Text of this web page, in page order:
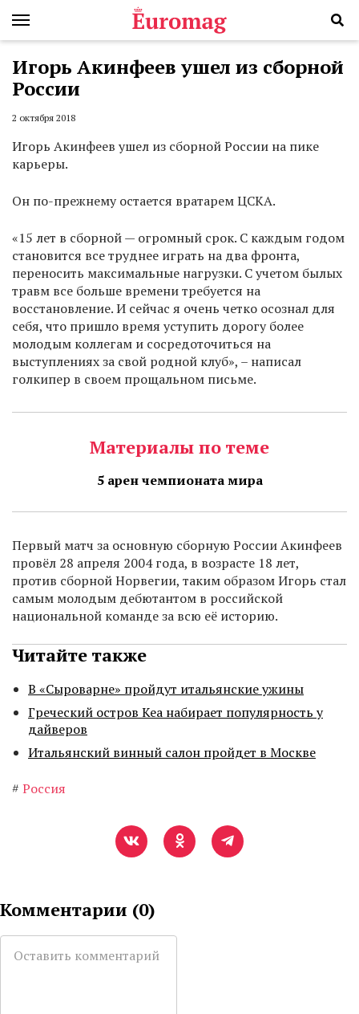
Игорь Акинфеев ушел из сборной
России
2 октября 2018
Игорь Акинфеев ушел из сборной России на пике
карьеры.
Он по-прежнему остается вратарем ЦСКА.
«15 лет в сборной — огромный срок. С каждым годом
становится все труднее играть на два фронта,
переносить максимальные нагрузки. С учетом былых
травм все больше времени требуется на
восстановление. И сейчас я очень четко осознал для
себя, что пришло время уступить дорогу более
молодым коллегам и сосредоточиться на
выступлениях за свой родной клуб», – написал
голкипер в своем прощальном письме.
Материалы по теме
5 арен чемпионата мира
Первый матч за основную сборную России Акинфеев
провёл 28 апреля 2004 года, в возрасте 18 лет,
против сборной Норвегии, таким образом Игорь стал
самым молодым дебютантом в российской
национальной команде за всю её историю.
Читайте также
В «Сыроварне» пройдут итальянские ужины
Греческий остров Кеа набирает популярность у
дайверов
Итальянский винный салон пройдет в Москве
# Россия
Комментарии (0)